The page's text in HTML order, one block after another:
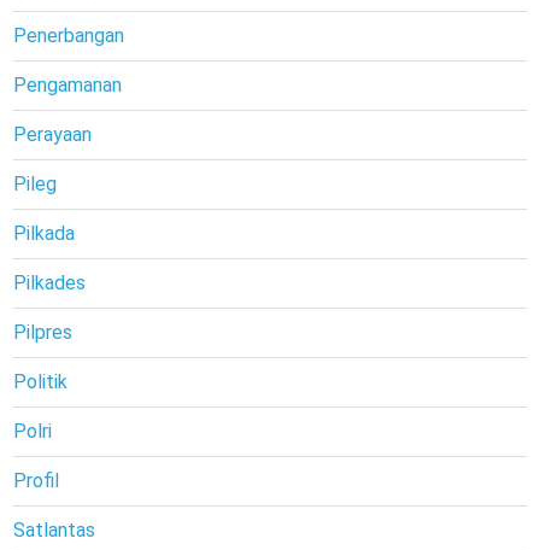
Penerbangan
Pengamanan
Perayaan
Pileg
Pilkada
Pilkades
Pilpres
Politik
Polri
Profil
Satlantas